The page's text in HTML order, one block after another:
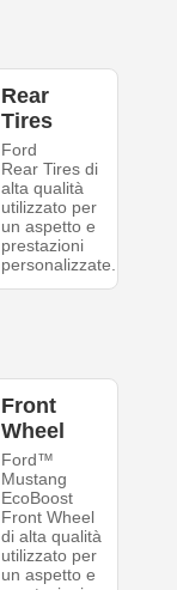
Rear
Tires
Ford
Rear Tires di
alta qualità
utilizzato per
un aspetto e
prestazioni
personalizzate.
Front
Wheel
Ford™
Mustang
EcoBoost
Front Wheel
di alta qualità
utilizzato per
un aspetto e